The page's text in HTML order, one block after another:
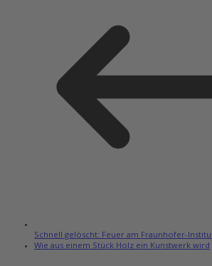
Schnell gelöscht: Feuer am Fraunhofer-
Wie aus einem Stück Holz ein Kunstwerk wird